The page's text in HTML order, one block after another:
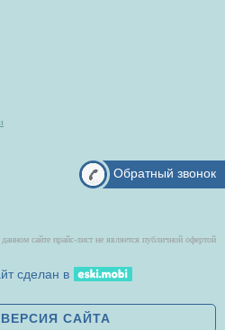
Обратный звонок
сайте прайс-лист не является публичной офертой
сделан в
САЙТА